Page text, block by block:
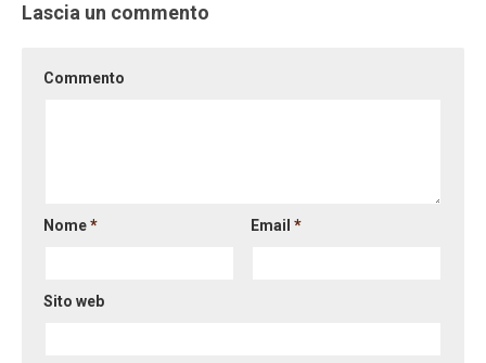
Lascia un commento
Commento
Nome* Email*
Sito web